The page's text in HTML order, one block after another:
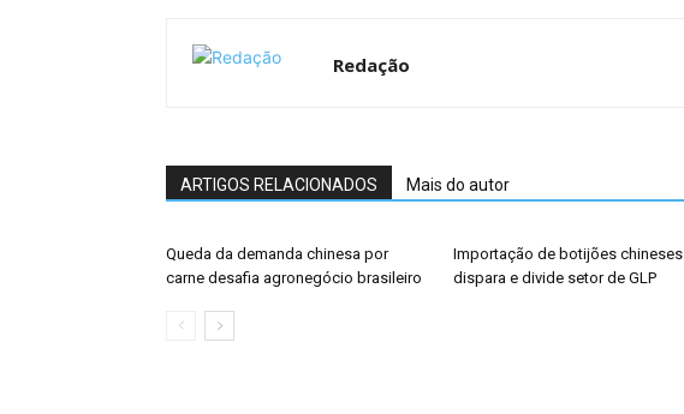
Redação
ARTIGOS RELACIONADOS Mais do autor
Queda da demanda chinesa por
carne desafia agronegócio brasileiro
Importação de botijões chineses
dispara e divide setor de GLP